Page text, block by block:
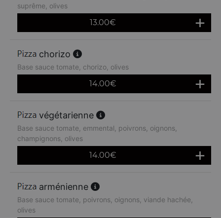
suprême, olives
13.00€
chorizo
Base sauce tomate, chorizo, olives
14.00€
végétarienne
Base sauce tomate, emmental, poivrons, oignons,
champignons, olives
14.00€
arménienne
Base sauce tomate, poivrons, oignons, viande hachée,
olives